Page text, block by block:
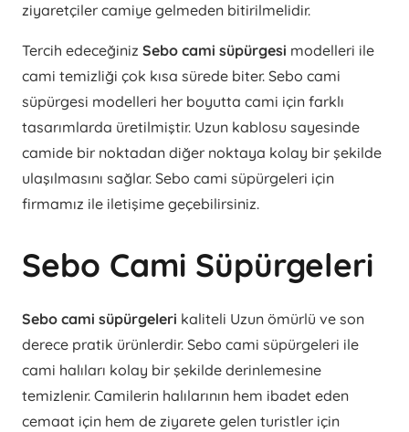
ziyaretçiler camiye gelmeden bitirilmelidir.
Tercih edeceğiniz Sebo cami süpürgesi modelleri ile
cami temizliği çok kısa sürede biter. Sebo cami
süpürgesi modelleri her boyutta cami için farklı
tasarımlarda üretilmiştir. Uzun kablosu sayesinde
camide bir noktadan diğer noktaya kolay bir şekilde
ulaşılmasını sağlar. Sebo cami süpürgeleri için
firmamız ile iletişime geçebilirsiniz.
Sebo Cami Süpürgeleri
Sebo cami süpürgeleri kaliteli Uzun ömürlü ve son
derece pratik ürünlerdir. Sebo cami süpürgeleri ile
cami halıları kolay bir şekilde derinlemesine
temizlenir. Camilerin halılarının hem ibadet eden
cemaat için hem de ziyarete gelen turistler için